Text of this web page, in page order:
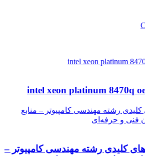
رشته مهندسی کامپیوتر – منابع
فنی و حرفه‌ای
کلیدی رشته مهندسی کامپیوتر –